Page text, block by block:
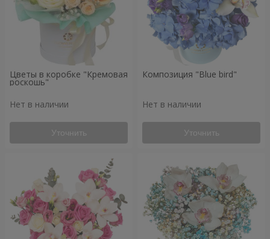
Цветы в коробке "Кремовая
роскошь"
Нет в наличии
Уточнить
Композиция "Blue bird"
Нет в наличии
Уточнить